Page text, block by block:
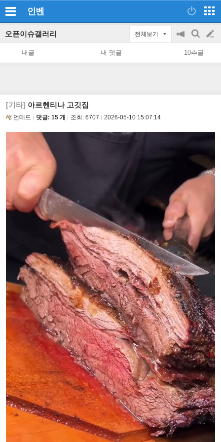
인벤
오픈이슈갤러리 전체보기
공
지
on/off
검
색
글
쓰
내글 내 댓글 10추글
[기타] 아르헨티나 고깃집
언데드 댓글: 15 개 조회: 6707 2026-05-10 15:07:14